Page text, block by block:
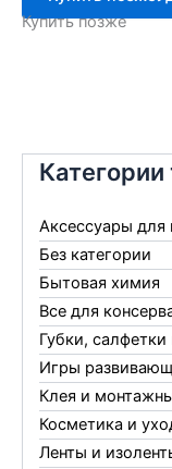
Категории
Аксессуары для
Без категории
Бытовая химия
Все для
Губки, салфетки
Игры
Клея и
Косметика и
Ленты и
для
тела
Купить позже